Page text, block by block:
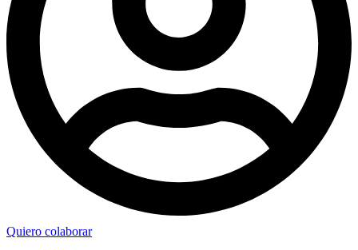
Quiero colaborar